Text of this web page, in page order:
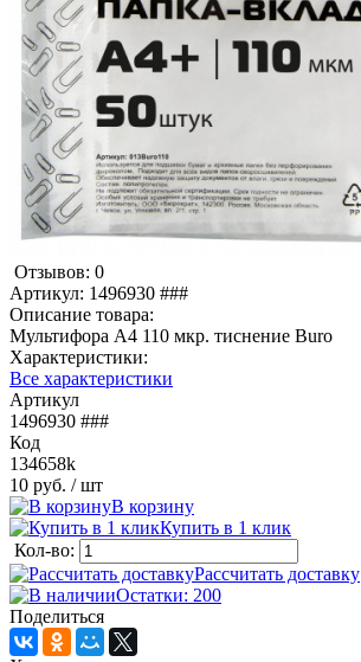
Отзывов: 0
Артикул: 1496930 ###
Описание товара:
Мультифора А4 110 мкр. тиснение Buro
Характеристики:
Все характеристики
Артикул
1496930 ###
Код
134658k
10 руб. / шт
В корзину
Купить в 1 клик
Кол-во:
Рассчитать доставку
Остатки: 200
Поделиться